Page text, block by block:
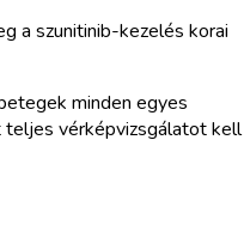
a szunitinib-kezelés korai
minden egyes
teljes vérképvizsgálatot kell